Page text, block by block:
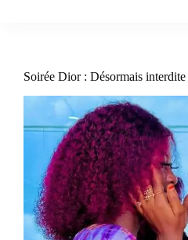
Soirée Dior : Désormais